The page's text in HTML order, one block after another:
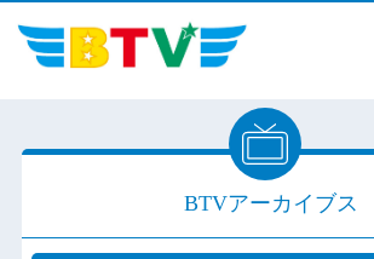
BTVアーカイブス